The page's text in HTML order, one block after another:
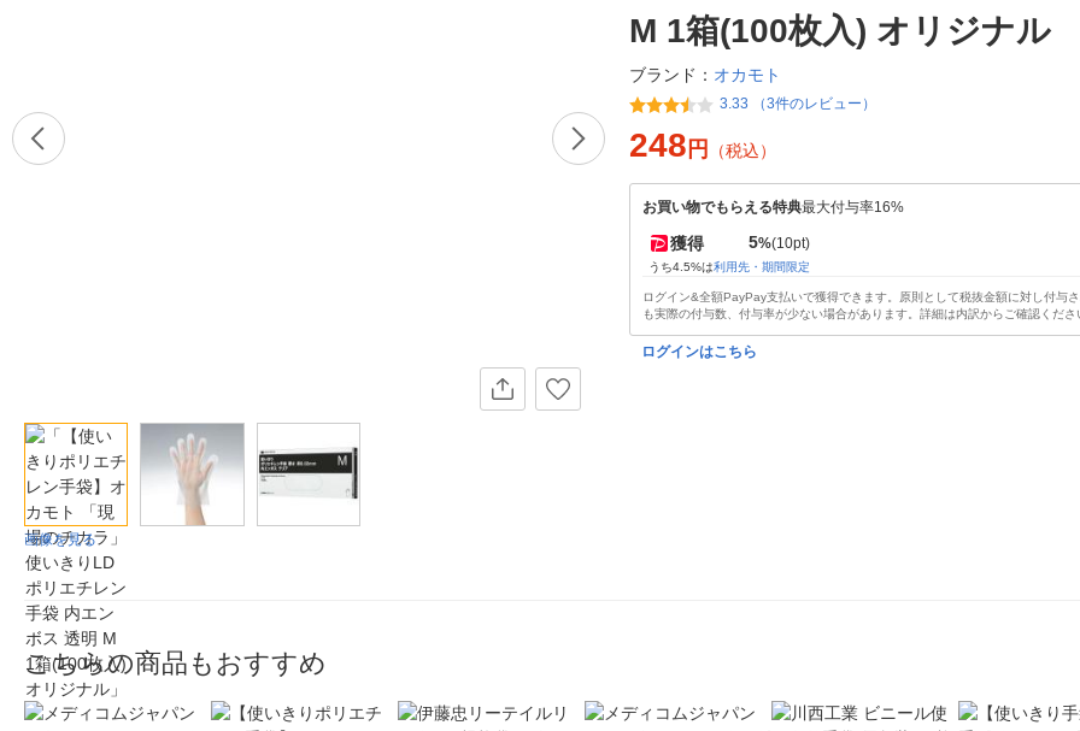
画像を見る
M 1箱(100枚入) オリジナル
ブランド： オカモト
3.33 （3件のレビュー）
248 円 （税込）
お買い物でもらえる特典最大付与率16%
獲得 5%(10pt)
うち4.5%は利用先・期間限定
ログイン&全額PayPay支払いで獲得できます。原則として税抜金額に対し付与
も実際の付与数、付与率が少ない場合があります。詳細は内訳からご確認くださ
ログインはこちら
こちらの商品もおすすめ